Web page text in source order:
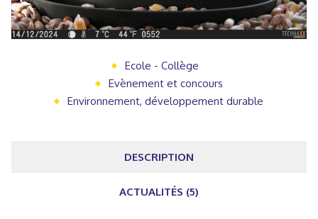
Ecole - Collège
Evènement et concours
Environnement, développement durable
DESCRIPTION
ACTUALITÉS (5)